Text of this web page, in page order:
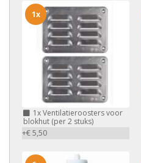
1xVentilatieroosters voor
blokhut (per 2 stuks)
+€ 5,50
1x